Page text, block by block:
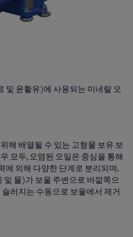
및 윤활유)에 사용되는 미네랄 오
해 배열될 수 있는 고형물 보유 보
모두, 오염된 오일은 중심을 통해
에 의해 다양한 단계로 분리되며,
및 물)가 보울 주변으로 바깥쪽으
러지는 수동으로 보울에서 제거